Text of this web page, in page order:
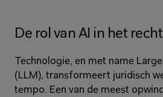
De rol van AI in het recht
Technologie, en met name
(LLM), transformeert juridisch
tempo. Een van de meest